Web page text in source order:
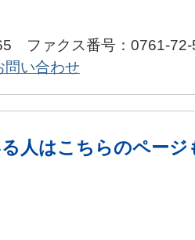
ファクス番号：0761-72-
問い合わせ
人はこちらのページ